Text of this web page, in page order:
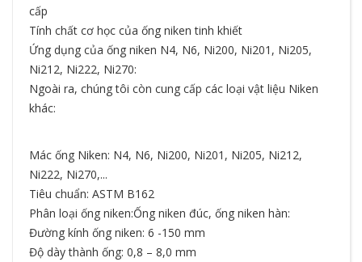
cấp
Tính chất cơ học của ống niken tinh khiết
Ứng dụng của ống niken N4, N6, Ni200, Ni201, Ni205,
Ni212, Ni222, Ni270:
Ngoài ra, chúng tôi còn cung cấp các loại vật liệu Niken
khác:
Mác ống Niken: N4, N6, Ni200, Ni201, Ni205, Ni212,
Ni222, Ni270,...
Tiêu chuẩn: ASTM B162
Phân loại ống niken:Ống niken đúc, ống niken hàn:
Đường kính ống niken: 6 -150 mm
Độ dày thành ống: 0,8 – 8,0 mm